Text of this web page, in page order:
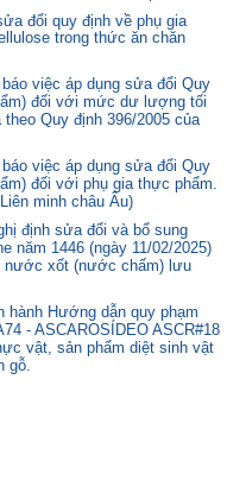
đổi quy định về phụ gia
trong thức ăn chăn
việc áp dụng sửa đổi Quy
đối với mức dư lượng tối
Quy định 396/2005 của
việc áp dụng sửa đổi Quy
đối với phụ gia thực phẩm.
minh châu Âu)
định sửa đổi và bổ sung
năm 1446 (ngày 11/02/2025)
nước xốt (nước chấm) lưu
hành Hướng dẫn quy phạm
- ASCAROSÍDEO ASCR#18
vật, sản phẩm diệt sinh vật
gỗ.